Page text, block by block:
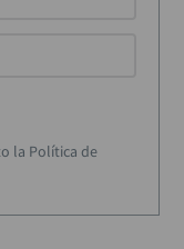
la Política de